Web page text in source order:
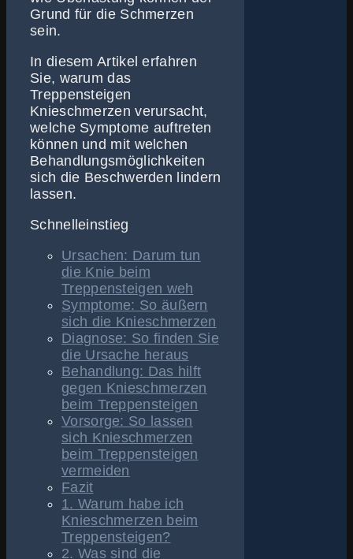
Grund für die Schmerzen
sein.
In diesem Artikel erfahren
Sie, warum das
Treppensteigen
Knieschmerzen verursacht,
welche Symptome auftreten
können und mit welchen
Behandlungsmöglichkeiten
sich die Beschwerden lindern
lassen.
Schnelleinstieg
Ursachen: Darum tun
die Knie beim
Treppensteigen weh
Symptome: So äußern
sich die Knieschmerzen
Diagnose: So finden Sie
die Ursache heraus
Behandlung: Das hilft
gegen Knieschmerzen
beim Treppensteigen
Vorsorge: So lassen
sich Knieschmerzen
beim Treppensteigen
vermeiden
Fazit
1. Warum habe ich
Knieschmerzen beim
Treppensteigen?
2. Was sind die